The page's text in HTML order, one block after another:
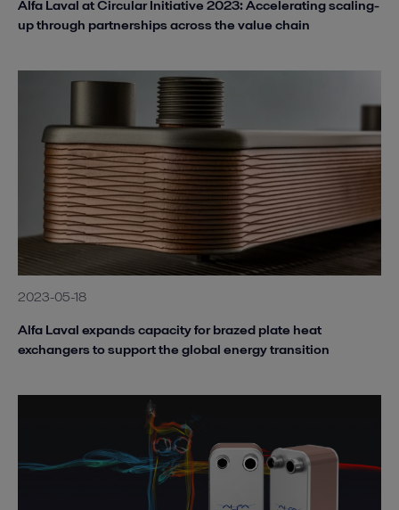
Alfa Laval at Circular Initiative 2023: Accelerating scaling-
up through partnerships across the value chain
2023-05-18
Alfa Laval expands capacity for brazed plate heat
exchangers to support the global energy transition